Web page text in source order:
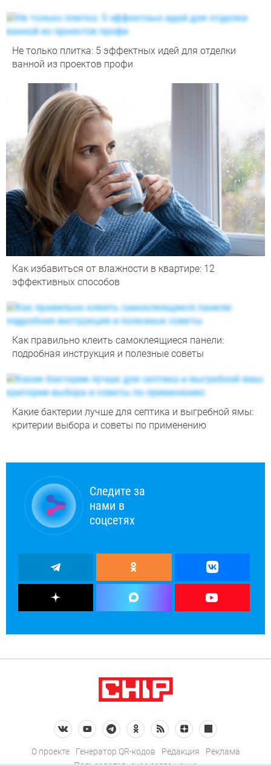
Не только плитка: 5 эффектных идей для отделки
ванной из проектов профи
Как избавиться от влажности в квартире: 12
эффективных способов
Как правильно клеить самоклеящиеся панели:
подробная инструкция и полезные советы
Какие бактерии лучше для септика и выгребной ямы:
критерии выбора и советы по применению
Следите за
нами в
соцсетях
О проекте Генератор QR-кодов Редакция
Реклама